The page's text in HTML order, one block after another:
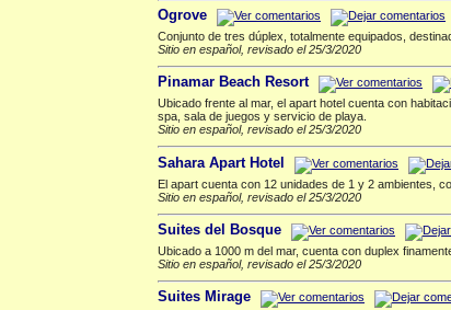
Ogrove
Conjunto de tres dúplex, totalmente equipados,
Sitio en español, revisado el 25/3/2020
Pinamar Beach Resort
Ubicado frente al mar, el apart hotel cuenta con
spa, sala de juegos y servicio de playa.
Sitio en español, revisado el 25/3/2020
Sahara Apart Hotel
El apart cuenta con 12 unidades de 1 y 2 ambientes,
Sitio en español, revisado el 25/3/2020
Suites del Bosque
Ubicado a 1000 m del mar, cuenta con duplex
Sitio en español, revisado el 25/3/2020
Suites Mirage